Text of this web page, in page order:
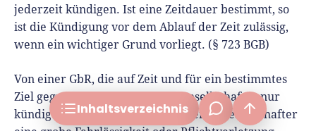
jederzeit kündigen. Ist eine Zeitdauer bestimmt, so
ist die Kündigung vor dem Ablauf der Zeit zulässig,
wenn ein wichtiger Grund vorliegt. (§ 723 BGB)
Von einer GbR, die auf Zeit und für ein bestimmtes
Ziel gegründet wurde, können Gesellschafter nur
kündigen, wenn durch einen anderen Gesellschafter
Was muss ein GbR-Vertrag beinhalten?
GbR-Vertrag: Muster einfach herunterladen
Inhalts­verzeichnis